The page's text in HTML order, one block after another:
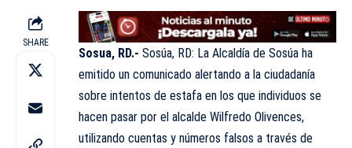
SHARE
Sosua, RD.- Sosúa, RD: La Alcaldía de Sosúa ha
emitido un comunicado alertando a la ciudadanía
sobre intentos de estafa en los que individuos se
hacen pasar por el alcalde Wilfredo Olivences,
utilizando cuentas y números falsos a través de